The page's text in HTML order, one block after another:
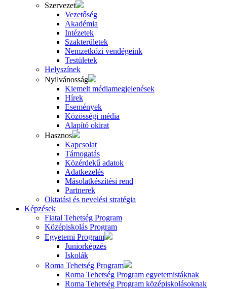
Szervezet
Vezetőség
Akadémia
Intézetek
Szakterületek
Nemzetközi vendégeink
Testületek
Helyszínek
Nyilvánosság
Kiemelt médiamegjelenések
Hírek
Események
Közösségi média
Alapító okirat
Hasznos
Kapcsolat
Támogatás
Közérdekű adatok
Adatkezelés
Másolatkészítési rend
Partnerek
Oktatási és nevelési stratégia
Képzések
Fiatal Tehetség Program
Középiskolás Program
Egyetemi Program
Juniorképzés
Iskolák
Roma Tehetség Program
Roma Tehetség Program egyetemistáknak
Roma Tehetség Program középiskolásoknak